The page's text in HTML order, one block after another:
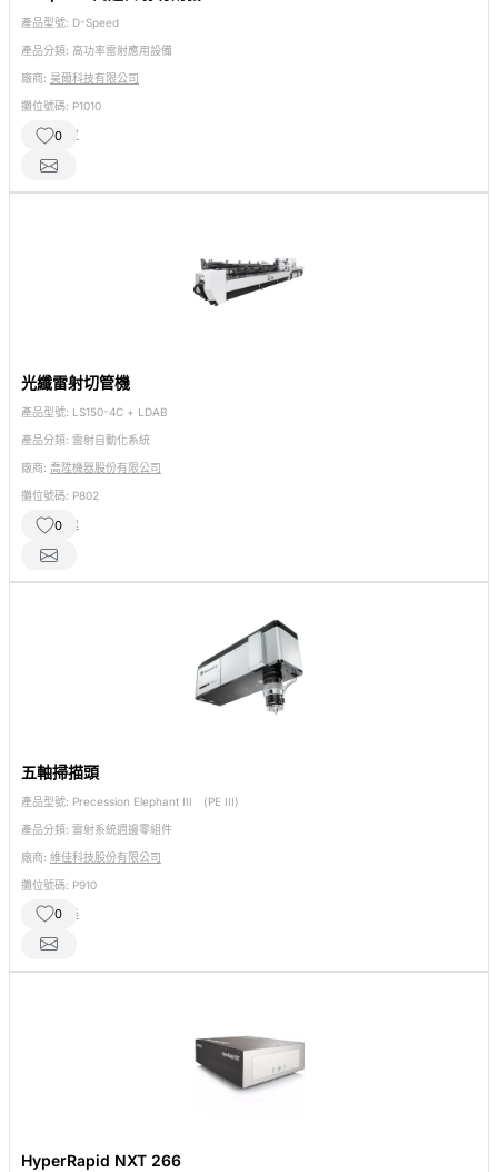
產品型號: D-Speed ​
產品分類: 高功率雷射應用設備
廠商: 昊爾科技有限公司
攤位號碼: P1010
相關產品: 7
0
光纖雷射切管機
產品型號: LS150-4C + LDAB
產品分類: 雷射自動化系統
廠商: 喬陞機器股份有限公司
攤位號碼: P802
相關產品: 2
0
五軸掃描頭
產品型號: Precession Elephant III (PE III)
產品分類: 雷射系統週邊零組件
廠商: 維佳科技股份有限公司
攤位號碼: P910
相關產品: 5
0
HyperRapid NXT 266